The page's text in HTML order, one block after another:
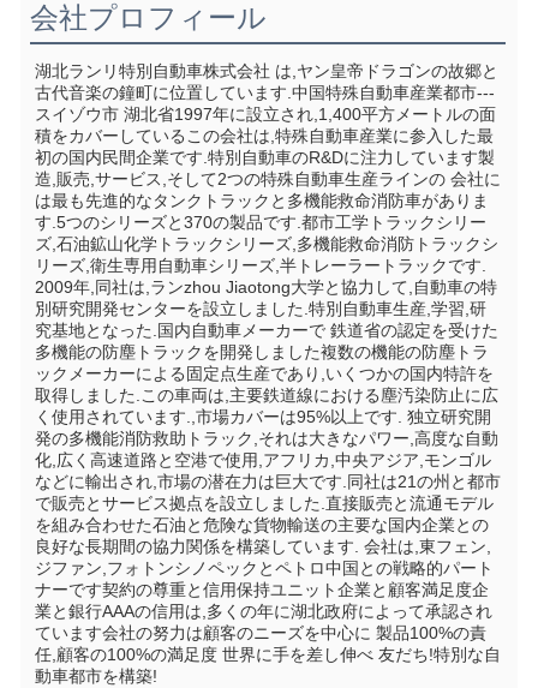
会社プロフィール
湖北ランリ特別自動車株式会社 は,ヤン皇帝ドラゴンの故郷と
古代音楽の鐘町に位置しています.中国特殊自動車産業都市---
スイゾウ市 湖北省1997年に設立され,1,400平方メートルの面
積をカバーしているこの会社は,特殊自動車産業に参入した最
初の国内民間企業です.特別自動車のR&Dに注力しています製
造,販売,サービス,そして2つの特殊自動車生産ラインの 会社に
は最も先進的なタンクトラックと多機能救命消防車がありま
す.5つのシリーズと370の製品です.都市工学トラックシリー
ズ,石油鉱山化学トラックシリーズ,多機能救命消防トラックシ
リーズ,衛生専用自動車シリーズ,半トレーラートラックです.
2009年,同社は,ランzhou Jiaotong大学と協力して,自動車の特
別研究開発センターを設立しました.特別自動車生産,学習,研
究基地となった.国内自動車メーカーで 鉄道省の認定を受けた
多機能の防塵トラックを開発しました複数の機能の防塵トラ
ックメーカーによる固定点生産であり,いくつかの国内特許を
取得しました.この車両は,主要鉄道線における塵汚染防止に広
く使用されています.,市場カバーは95%以上です. 独立研究開
発の多機能消防救助トラック,それは大きなパワー,高度な自動
化,広く高速道路と空港で使用,アフリカ,中央アジア,モンゴル
などに輸出され,市場の潜在力は巨大です.同社は21の州と都市
で販売とサービス拠点を設立しました.直接販売と流通モデル
を組み合わせた石油と危険な貨物輸送の主要な国内企業との
良好な長期間の協力関係を構築しています. 会社は,東フェン,
ジファン,フォトンシノペックとペトロ中国との戦略的パート
ナーです契約の尊重と信用保持ユニット企業と顧客満足度企
業と銀行AAAの信用は,多くの年に湖北政府によって承認され
ています会社の努力は顧客のニーズを中心に 製品100%の責
任,顧客の100%の満足度 世界に手を差し伸べ 友だち!特別な自
動車都市を構築!